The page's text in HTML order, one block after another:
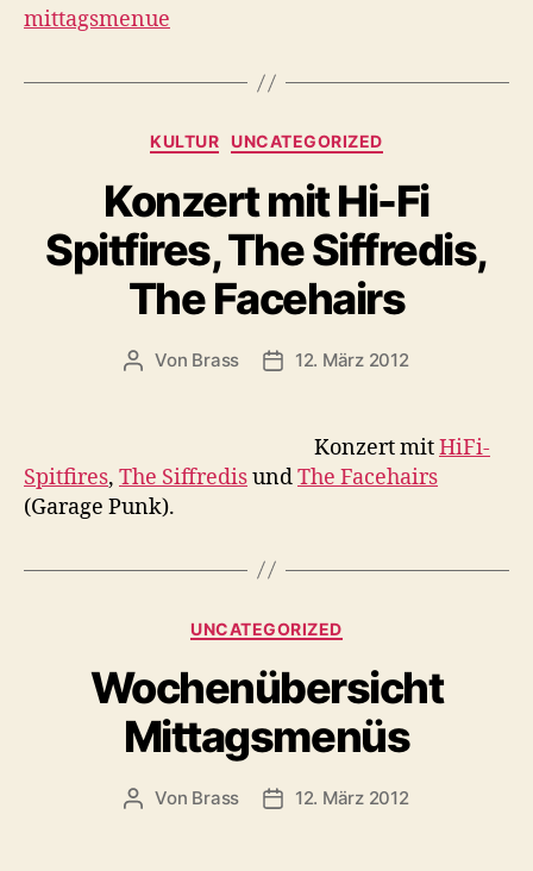
mittagsmenue
KULTUR UNCATEGORIZED
Konzert mit Hi-Fi
Spitfires, The Siffredis,
The Facehairs
Von Brass 12. März 2012
Konzert mitHiFi-
Spitfires, The SiffredisundThe Facehairs
(Garage Punk).
UNCATEGORIZED
Wochenübersicht
Mittagsmenüs
Von Brass 12. März 2012